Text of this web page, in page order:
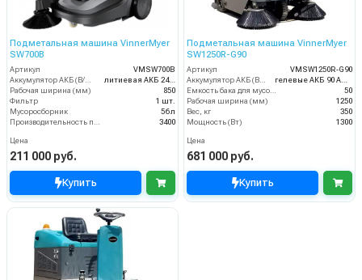
Подметальная машина VinnerMyer
SW700B
Артикул
VMSW700B
литиевая АКБ 24Ач
Рабочая ширина (мм)
850
Фильтр
1 шт.
Мусоросборник
56 л
3400
Цена
211 000 руб.
Купить
Подметальная машина VinnerMyer
SW1250R-G90
Артикул
VMSW1250R-G90
50
Рабочая ширина (мм)
1250
Вес, кг
350
Мощность (Вт)
1300
Цена
681 000 руб.
Купить